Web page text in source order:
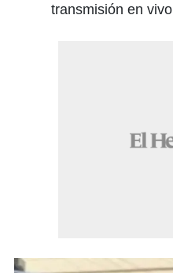
transmisión en vivo